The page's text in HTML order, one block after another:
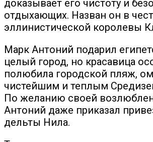
доказывает его чистоту и
отдыхающих. Назван он в
эллинистической королевы
Марк Антоний подарил
целый город, но красавица
полюбила городской пляж,
чистейшим и теплым
По желанию своей
Антоний даже приказал
дельты Нила.